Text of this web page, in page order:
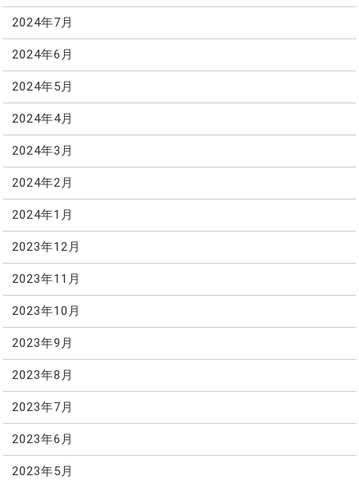
2024年7月
2024年6月
2024年5月
2024年4月
2024年3月
2024年2月
2024年1月
2023年12月
2023年11月
2023年10月
2023年9月
2023年8月
2023年7月
2023年6月
2023年5月